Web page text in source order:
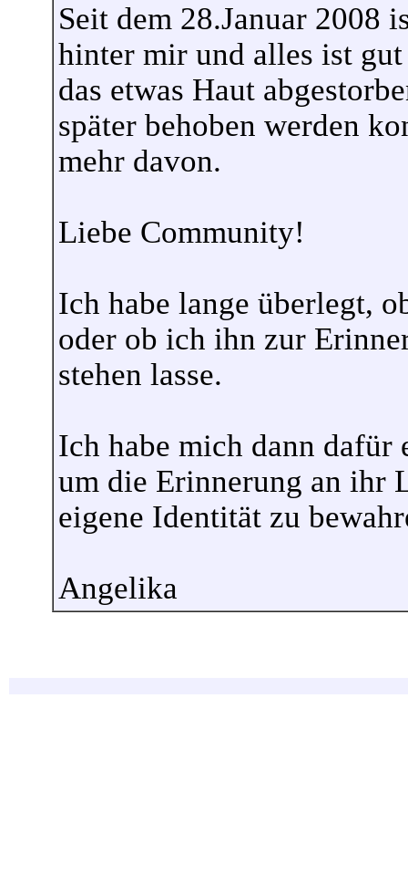
Seit dem 28.Januar 2008
hinter mir und alles ist
das etwas Haut
später behoben werden
mehr davon.
Liebe Community!
Ich habe lange überlegt,
oder ob ich ihn zur
stehen lasse.
Ich habe mich dann dafür
um die Erinnerung an ihr
eigene Identität zu
Angelika